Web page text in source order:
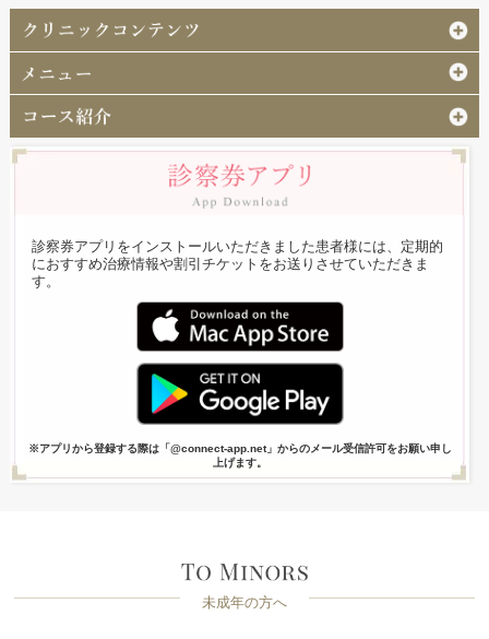
診察券アプリをインストールいただきました患者様には、定期的
におすすめ治療情報や割引チケットをお送りさせていただきま
す。
※アプリから登録する際は「@connect-app.net」からのメール受信許可をお願い申し
上げます。
未成年の方へ